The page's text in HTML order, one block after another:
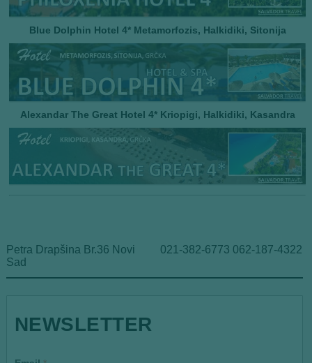
Blue Dolphin Hotel 4* Metamorfozis, Halkidiki, Sitonija
Alexandar The Great Hotel 4* Kriopigi, Halkidiki, Kasandra
Petra Drapšina Br.36 Novi
Sad
021-382-6773 062-187-4322
E
mNEWSLETTER